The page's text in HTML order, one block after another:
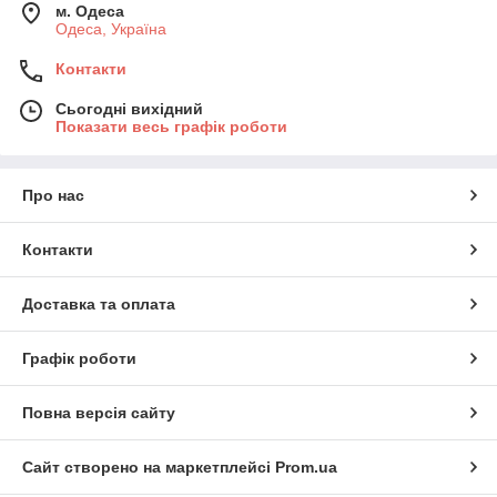
м. Одеса
Одеса, Україна
Контакти
Сьогодні вихідний
Показати весь графік роботи
Про нас
Контакти
Доставка та оплата
Графік роботи
Повна версія сайту
Сайт створено на маркетплейсі Prom.ua